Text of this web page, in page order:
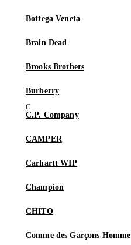
Bottega Veneta
Brain Dead
Brooks Brothers
Burberry
C.P. Company
CAMPER
Carhartt WIP
Champion
CHITO
Comme des Garçons Homme